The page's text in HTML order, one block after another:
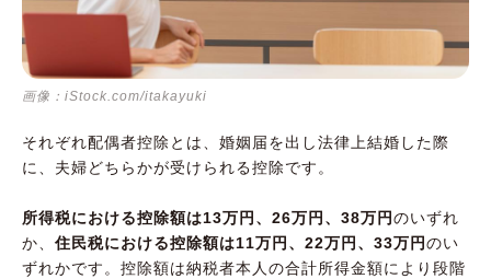
画像：iStock.com/itakayuki
それぞれ配偶者控除とは、婚姻届を出し法律上結婚した際
に、夫婦どちらかが受けられる控除です。
所得税における控除額は13万円、26万円、38万円のいずれ
か、 住民税における控除額は11万円、22万円、33万円のい
ずれかです。控除額は納税者本人の合計所得金額により段階